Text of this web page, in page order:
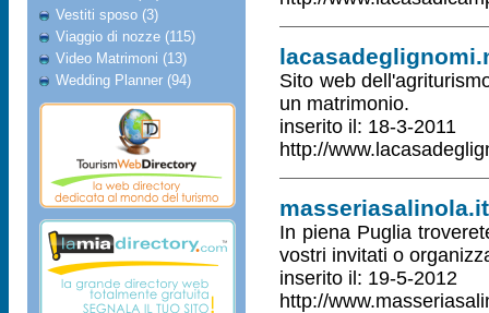
Vestiti sposo (3)
Viaggio di nozze (115)
Video Matrimoni (13)
Wedding Planner (94)
Sito web
un matrimonio.
inserito il: 18-3-2011
http://
masseriasalinola.it
In piena Puglia
vostri invitati o
inserito il: 19-5-2012
http://